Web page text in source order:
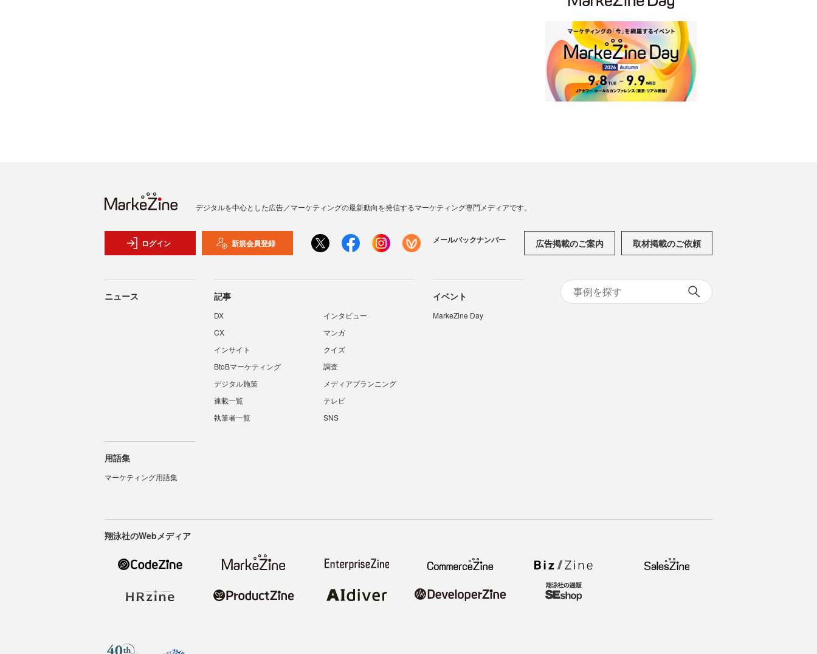
デジタルを中心とした広告／マーケティングの最新動向を発信するマーケティング専門メディアです。
ログイン 新規会員登録 メールバックナンバー 広告掲載のご案内 取材掲載のご依頼
ニュース 記事
DX
インタビュー
CX
マンガ
インサイト
クイズ
BtoBマーケティング
調査
デジタル施策
メディアプランニング
連載一覧
テレビ
執筆者一覧
SNS
イベント
MarkeZine Day
用語集
マーケティング用語集
翔泳社のWebメディア